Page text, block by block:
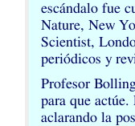
escándalo fue
Nature, New
Scientist,
periódicos y
Profesor
para que
aclarando la